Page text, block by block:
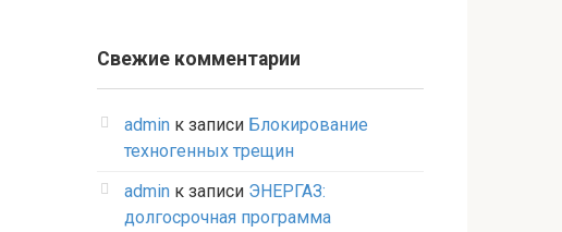
Свежие комментарии
admin к записи Блокирование
техногенных трещин
admin к записи ЭНЕРГАЗ:
долгосрочная программа